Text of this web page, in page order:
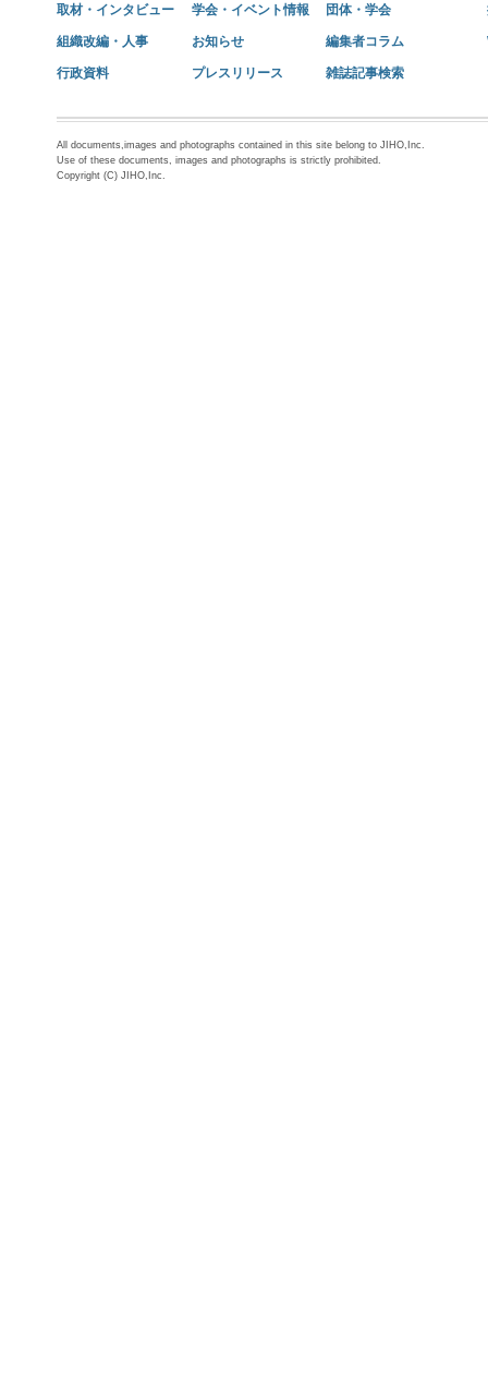
取材・インタビュー 学会・イベント情報 団体・学会
組織改編・人事 お知らせ 編集者コラム
行政資料 プレスリリース 雑誌記事検索
All documents,images and photographs contained in this site belong to JIHO,Inc.
Use of these documents, images and photographs is strictly prohibited.
Copyright (C) JIHO,Inc.